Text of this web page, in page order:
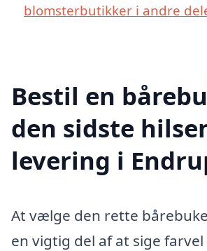
blomsterbutikker i andre
Bestil en
den sidste
levering i
At vælge den rette
en vigtig del af at sige